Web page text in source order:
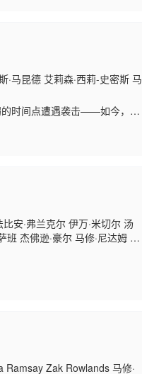
·马昆德 艾莉森·西莉-史密斯 马
时间点遭遇袭击——如今，
安·弗兰克尔 伊万·米切尔 汤
班 杰佛逊·豪尔 马修·尼达姆 詹
盖尔·兰金 阿布巴卡尔·萨利
尼尔·法瑟斯 阿比盖尔·索恩
Ramsay Zak Rowlands 马修·